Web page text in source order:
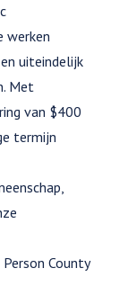
werken
uiteindelijk
Met
van $400
termijn
County